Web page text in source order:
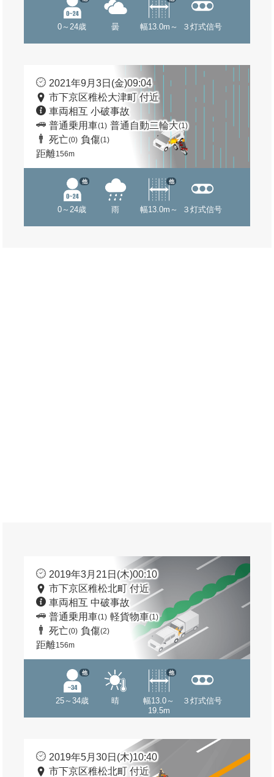
0～24歳 曇 幅13.0m～ ３灯式信号
2021年9月3日(金)09:04
市下京区稚松大津町 付近
車両相互 小破事故
普通乗用車(1) 普通自動二輪大(1)
死亡(0) 負傷(1)
距離156m
0～24歳
他
雨 幅13.0m～
他
３灯式信号
2019年3月21日(木)00:10
市下京区稚松北町 付近
車両相互 中破事故
普通乗用車(1) 軽貨物車(1)
死亡(0) 負傷(2)
距離156m
25～34歳
他
晴
幅13.0～
19.5m
他
３灯式信号
2019年5月30日(木)10:40
市下京区稚松北町 付近